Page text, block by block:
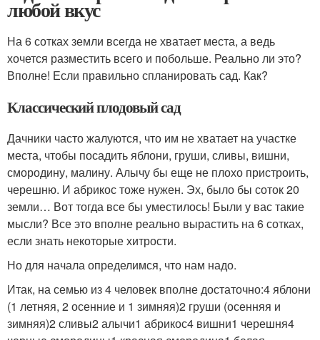
любой вкус
На 6 сотках земли всегда не хватает места, а ведь
хочется разместить всего и побольше. Реально ли это?
Вполне! Если правильно спланировать сад. Как?
Классический плодовый сад
Дачники часто жалуются, что им не хватает на участке
места, чтобы посадить яблони, груши, сливы, вишни,
смородину, малину. Алычу бы еще не плохо пристроить,
черешню. И абрикос тоже нужен. Эх, было бы соток 20
земли… Вот тогда все бы уместилось! Были у вас такие
мысли? Все это вполне реально вырастить на 6 сотках,
если знать некоторые хитрости.
Но для начала определимся, что нам надо.
Итак, на семью из 4 человек вполне достаточно:4 яблони
(1 летняя, 2 осенние и 1 зимняя)2 груши (осенняя и
зимняя)2 сливы2 алычи1 абрикос4 вишни1 черешня4